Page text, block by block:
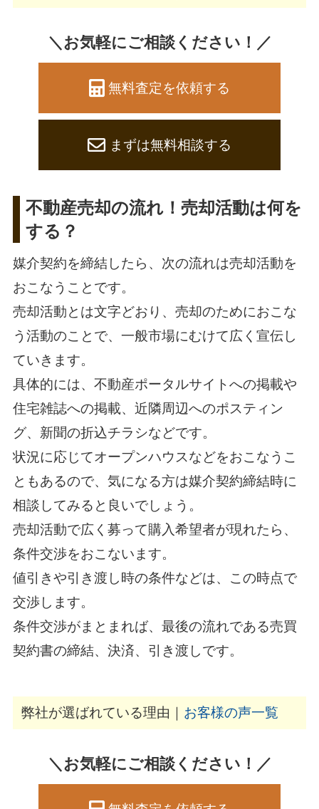
＼お気軽にご相談ください！／
無料査定を依頼する
まずは無料相談する
不動産売却の流れ！売却活動は何を
する？
媒介契約を締結したら、次の流れは売却活動を
おこなうことです。
売却活動とは文字どおり、売却のためにおこな
う活動のことで、一般市場にむけて広く宣伝し
ていきます。
具体的には、不動産ポータルサイトへの掲載や
住宅雑誌への掲載、近隣周辺へのポスティン
グ、新聞の折込チラシなどです。
状況に応じてオープンハウスなどをおこなうこ
ともあるので、気になる方は媒介契約締結時に
相談してみると良いでしょう。
売却活動で広く募って購入希望者が現れたら、
条件交渉をおこないます。
値引きや引き渡し時の条件などは、この時点で
交渉します。
条件交渉がまとまれば、最後の流れである売買
契約書の締結、決済、引き渡しです。
弊社が選ばれている理由｜ お客様の声一覧
＼お気軽にご相談ください！／